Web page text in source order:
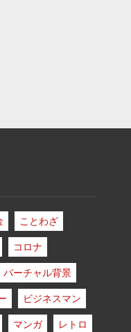
ことわざ
コロナ
バーチャル背景
ビジネスマン
マンガ レトロ